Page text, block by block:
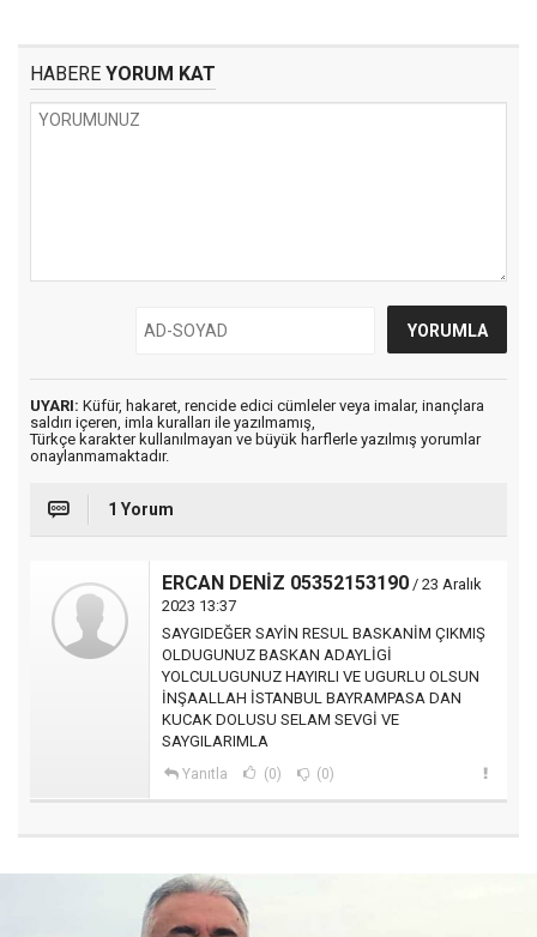
HABERE YORUM KAT
UYARI: Küfür, hakaret, rencide edici cümleler veya imalar, inançlara
saldırı içeren, imla kuralları ile yazılmamış,
Türkçe karakter kullanılmayan ve büyük harflerle yazılmış yorumlar
onaylanmamaktadır.
1 Yorum
ERCAN DENİZ 05352153190 / 23 Aralık
2023 13:37
SAYGIDEĞER SAYİN RESUL BASKANİM ÇIKMIŞ
OLDUGUNUZ BASKAN ADAYLİGİ
YOLCULUGUNUZ HAYIRLI VE UGURLU OLSUN
İNŞAALLAH İSTANBUL BAYRAMPASA DAN
KUCAK DOLUSU SELAM SEVGİ VE
SAYGILARIMLA
Yanıtla (0) (0)